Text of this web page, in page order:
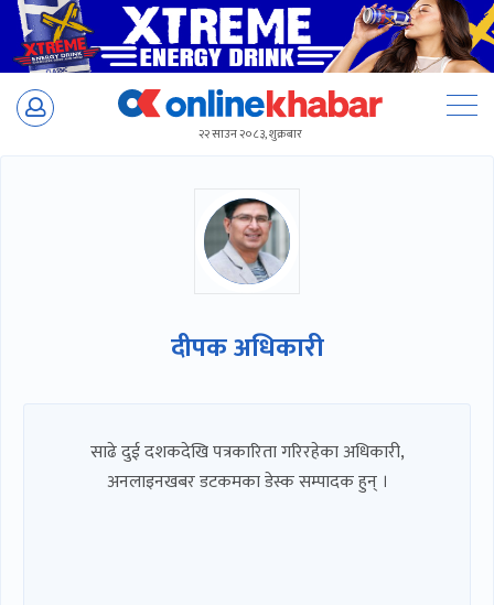
Skip
२२ साउन २०८३, शुक्रबार
दीपक अधिकारी
साढे दुई दशकदेखि पत्रकारिता गरिरहेका अधिकारी,
अनलाइनखबर डटकमका डेस्क सम्पादक हुन् ।